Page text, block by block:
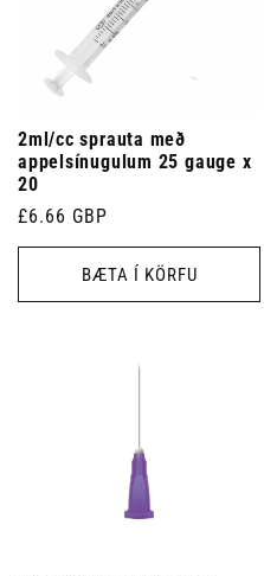
2ml/cc sprauta með
appelsínugulum 25 gauge x
20
Venjulegt
verð
£6.66 GBP
BÆTA Í KÖRFU